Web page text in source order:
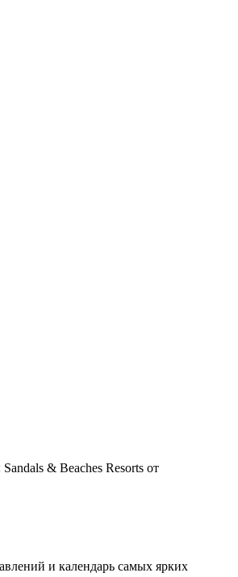
& Beaches Resorts от
и календарь самых ярких